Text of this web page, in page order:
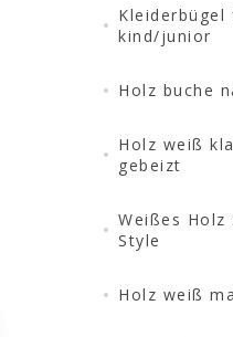
Kleiderbügel
kind/junior
Holz buche
Holz weiß
gebeizt
Weißes Holz
Style
Holz weiß